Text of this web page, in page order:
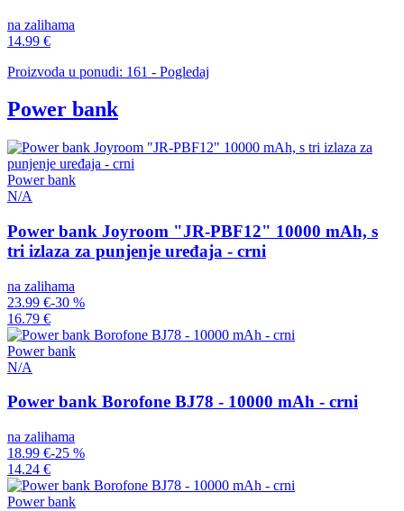
na zalihama
14.99 €
Proizvoda u ponudi: 161 - Pogledaj
Power bank
Power bank
N/A
Power bank Joyroom "JR-PBF12" 10000 mAh, s
tri izlaza za punjenje uređaja - crni
na zalihama
23.99 €-30 %
16.79 €
Power bank
N/A
Power bank Borofone BJ78 - 10000 mAh - crni
na zalihama
18.99 €-25 %
14.24 €
Power bank